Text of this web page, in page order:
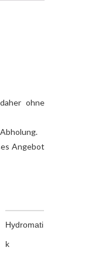
ohne
Angebot
Hydromati
k